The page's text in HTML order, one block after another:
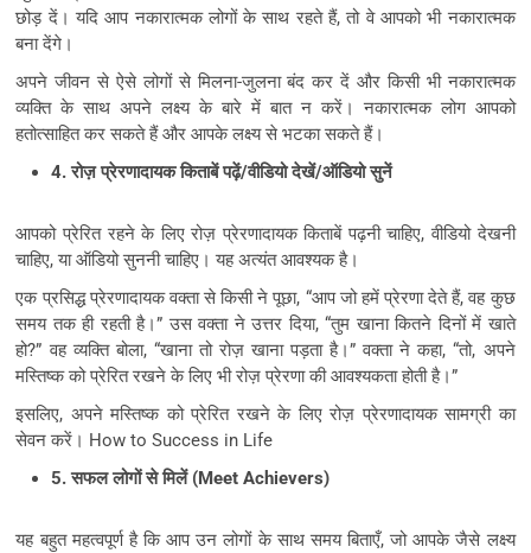
छोड़ दें। यदि आप नकारात्मक लोगों के साथ रहते हैं, तो वे आपको भी नकारात्मक
बना देंगे।
अपने जीवन से ऐसे लोगों से मिलना-जुलना बंद कर दें और किसी भी नकारात्मक
व्यक्ति के साथ अपने लक्ष्य के बारे में बात न करें। नकारात्मक लोग आपको
हतोत्साहित कर सकते हैं और आपके लक्ष्य से भटका सकते हैं।
4. रोज़ प्रेरणादायक किताबें पढ़ें/वीडियो देखें/ऑडियो सुनें
आपको प्रेरित रहने के लिए रोज़ प्रेरणादायक किताबें पढ़नी चाहिए, वीडियो देखनी
चाहिए, या ऑडियो सुननी चाहिए। यह अत्यंत आवश्यक है।
एक प्रसिद्ध प्रेरणादायक वक्ता से किसी ने पूछा, “आप जो हमें प्रेरणा देते हैं, वह कुछ
समय तक ही रहती है।” उस वक्ता ने उत्तर दिया, “तुम खाना कितने दिनों में खाते
हो?” वह व्यक्ति बोला, “खाना तो रोज़ खाना पड़ता है।” वक्ता ने कहा, “तो, अपने
मस्तिष्क को प्रेरित रखने के लिए भी रोज़ प्रेरणा की आवश्यकता होती है।”
इसलिए, अपने मस्तिष्क को प्रेरित रखने के लिए रोज़ प्रेरणादायक सामग्री का
सेवन करें। How to Success in Life
5. सफल लोगों से मिलें (Meet Achievers)
यह बहुत महत्वपूर्ण है कि आप उन लोगों के साथ समय बिताएँ, जो आपके जैसे लक्ष्य